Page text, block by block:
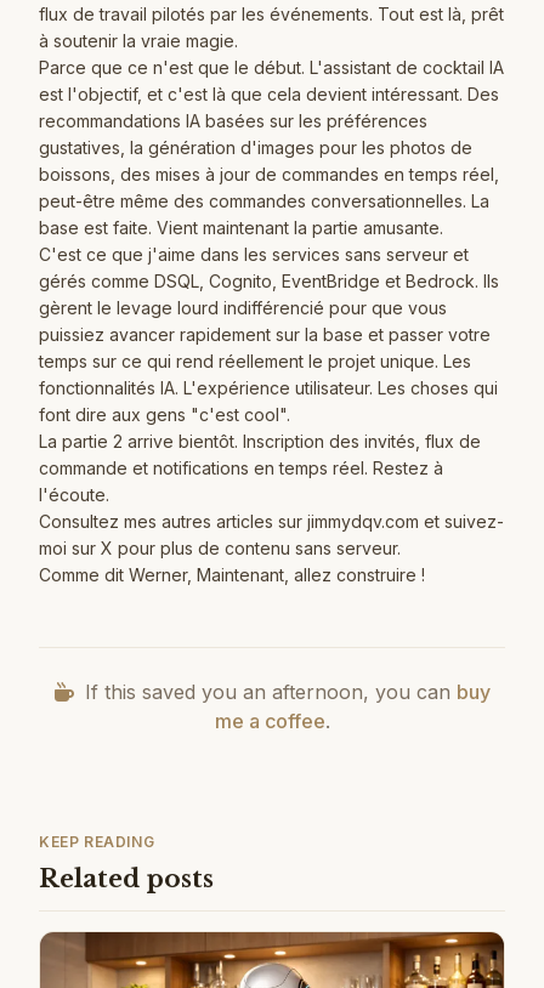
flux de travail pilotés par les événements. Tout est là, prêt
à soutenir la vraie magie.
Parce que ce n'est que le début. L'assistant de cocktail IA
est l'objectif, et c'est là que cela devient intéressant. Des
recommandations IA basées sur les préférences
gustatives, la génération d'images pour les photos de
boissons, des mises à jour de commandes en temps réel,
peut-être même des commandes conversationnelles. La
base est faite. Vient maintenant la partie amusante.
C'est ce que j'aime dans les services sans serveur et
gérés comme DSQL, Cognito, EventBridge et Bedrock. Ils
gèrent le levage lourd indifférencié pour que vous
puissiez avancer rapidement sur la base et passer votre
temps sur ce qui rend réellement le projet unique. Les
fonctionnalités IA. L'expérience utilisateur. Les choses qui
font dire aux gens "c'est cool".
La partie 2 arrive bientôt. Inscription des invités, flux de
commande et notifications en temps réel. Restez à
l'écoute.
Consultez mes autres articles sur jimmydqv.com et suivez-
moi sur X pour plus de contenu sans serveur.
Comme dit Werner, Maintenant, allez construire !
If this saved you an afternoon, you can buy
me a coffee.
KEEP READING
Related posts